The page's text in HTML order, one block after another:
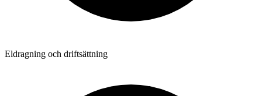
Eldragning och driftsättning